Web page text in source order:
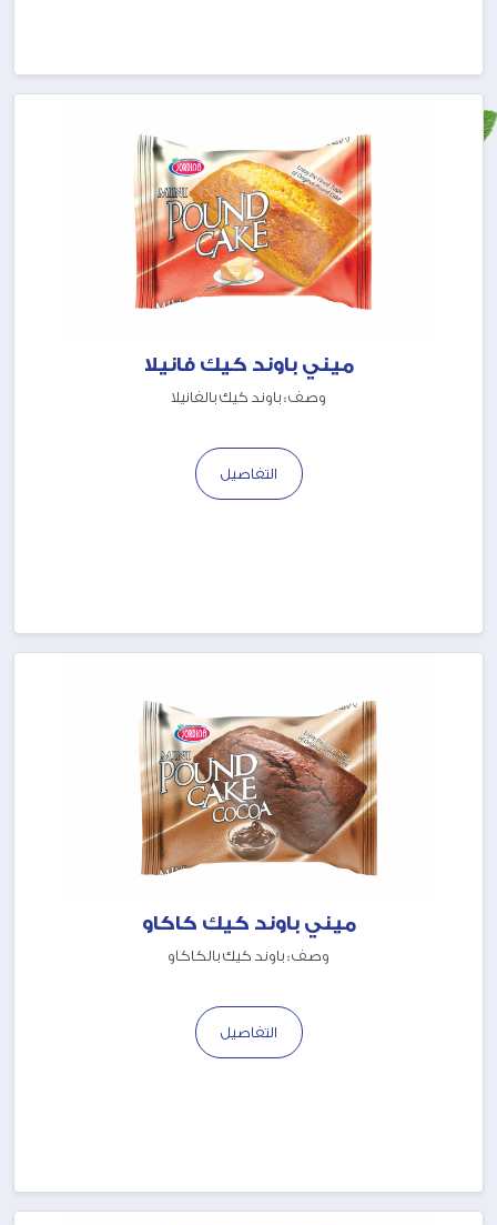
ميني باوند كيك فانيلا
وصف : باوند كيك بالفانيلا
التفاصيل
ميني باوند كيك كاكاو
وصف : باوند كيك بالكاكاو
التفاصيل